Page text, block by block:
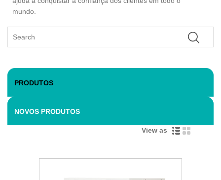
mundo.
PRODUTOS
NOVOS PRODUTOS
View as